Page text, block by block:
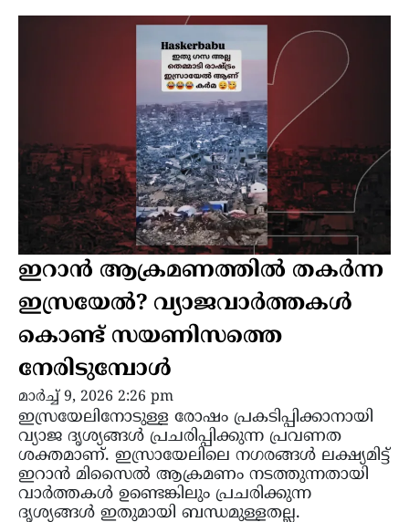
ഇറാന്‍ ആക്രമണത്തില്‍ തകര്‍ന്ന
ഇസ്രയേല്‍? വ്യാജവാർത്തകൾ
കൊണ്ട് സയണിസത്തെ
നേരിടുമ്പോൾ
മാർച്ച്‌ 9, 2026 2:26 pm
ഇസ്രയേലിനോടുള്ള രോഷം പ്രകടിപ്പിക്കാനായി
വ്യാജ ദൃശ്യങ്ങൾ പ്രചരിപ്പിക്കുന്ന പ്രവണത
ശക്തമാണ്. ഇസ്രായേലിലെ നഗരങ്ങൾ ലക്ഷ്യമിട്ട്
ഇറാൻ മിസൈൽ ആക്രമണം നടത്തുന്നതായി
വാർത്തകൾ ഉണ്ടെങ്കിലും പ്രചരിക്കുന്ന
ദൃശ്യങ്ങൾ ഇതുമായി ബന്ധമുള്ളതല്ല.